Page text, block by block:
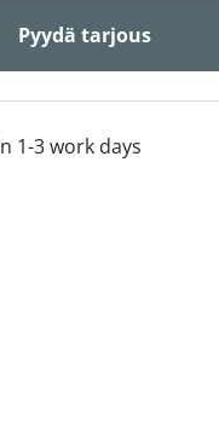
Pyydä tarjous
1-3 work days